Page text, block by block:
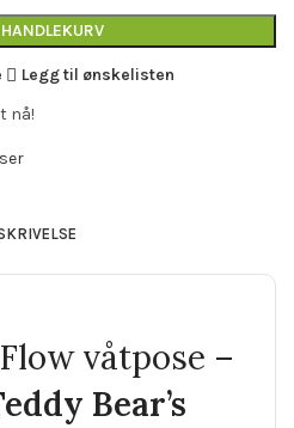
Legg til ønskelisten
nå!
våtpose –
Bear’s